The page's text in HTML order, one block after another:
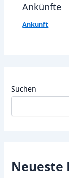
Ankünfte
Ankunft
Suchen
Neueste